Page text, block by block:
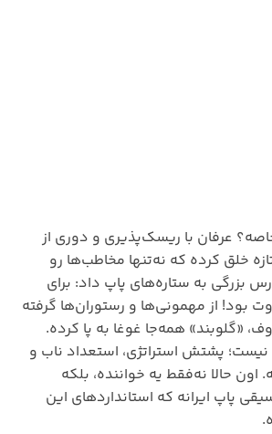
عرفان با ریسک‌پذیری و دوری از
خلق کرده که نه‌تنها مخاطب‌ها رو
بزرگی به ستاره‌های پاپ داد: برای
بود! از مهمونی‌ها و رستوران‌ها گرفته
«گلوبند» همه‌جا غوغا به پا کرده.
پشتش استراتژی، استعداد ناب و
اون حالا نه‌فقط یه خواننده، بلکه
پاپ ایرانه که استانداردهای این